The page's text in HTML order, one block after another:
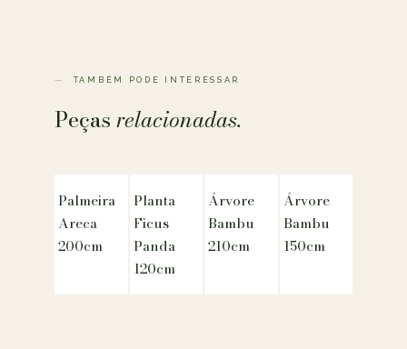
TAMBÉM PODE INTERESSAR
Peçasrelacionadas.
Palmeira
Areca
200cm
Planta
Ficus
Panda
120cm
Árvore
Bambu
210cm
Árvore
Bambu
150cm